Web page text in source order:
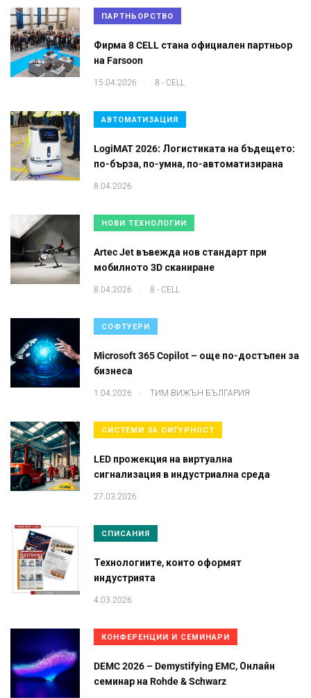
ПАРТНЬОРСТВО
Фирма 8 CELL стана официален партньор
на Farsoon
15.04.2026 8 - CELL
АВТОМАТИЗАЦИЯ
LogiMAT 2026: Логистиката на бъдещето:
по-бърза, по-умна, по-автоматизирана
8.04.2026
НОВИ ТЕХНОЛОГИИ
Artec Jet въвежда нов стандарт при
мобилното 3D сканиране
8.04.2026 8 - CELL
СОФТУЕРИ
Microsoft 365 Copilot – още по-достъпен за
бизнеса
1.04.2026 ТИМ ВИЖЪН БЪЛГАРИЯ
СИСТЕМИ ЗА СИГУРНОСТ
LED прожекция на виртуална
сигнализация в индустриална среда
27.03.2026
СПИСАНИЯ
Технологиите, които оформят
индустрията
4.03.2026
КОНФЕРЕНЦИИ И СЕМИНАРИ
DEMC 2026 – Demystifying EMC, Онлайн
семинар на Rohde & Schwarz